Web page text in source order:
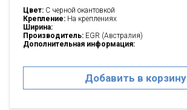
Цвет: C черной окантовкой
Крепление: На креплениях
Ширина:
Производитель: EGR (Австралия)
Дополнительная информация:
Добавить в корзину